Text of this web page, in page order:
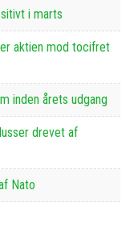
i marts
aktien mod tocifret
inden årets udgang
drevet af
Nato